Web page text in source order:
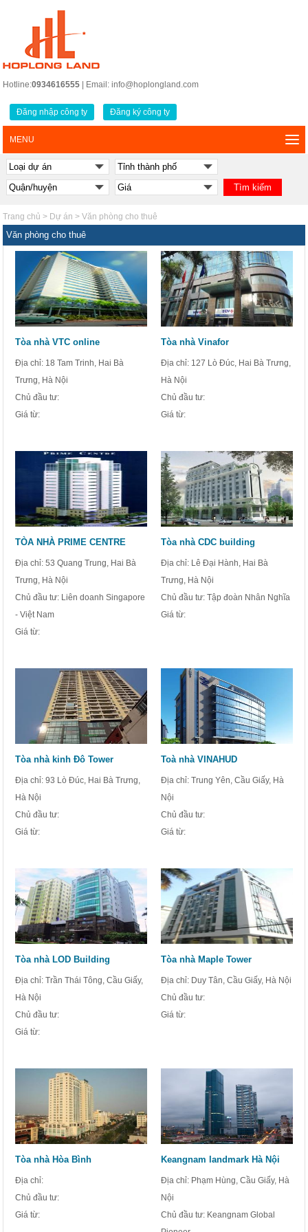
Hotline:0934616555 | Email: info@hoplongland.com
Đăng nhập công ty Đăng ký công ty
MENU
Trang chủ > Dự án >Văn phòng cho thuê
Văn phòng cho thuê
Tòa nhà VTC online
Địa chỉ: 18 Tam Trinh, Hai Bà
Trưng, Hà Nội
Chủ đầu tư:
Giá từ:
Tòa nhà Vinafor
Địa chỉ: 127 Lò Đúc, Hai Bà Trưng,
Hà Nội
Chủ đầu tư:
Giá từ:
TÒA NHÀ PRIME CENTRE
Địa chỉ: 53 Quang Trung, Hai Bà
Trưng, Hà Nội
Chủ đầu tư: Liên doanh Singapore
- Việt Nam
Giá từ:
Tòa nhà CDC building
Địa chỉ: Lê Đại Hành, Hai Bà
Trưng, Hà Nội
Chủ đầu tư: Tập đoàn Nhân Nghĩa
Giá từ:
Tòa nhà kinh Đô Tower
Địa chỉ: 93 Lò Đúc, Hai Bà Trưng,
Hà Nội
Chủ đầu tư:
Giá từ:
Toà nhà VINAHUD
Địa chỉ: Trung Yên, Cầu Giấy, Hà
Nội
Chủ đầu tư:
Giá từ:
Tòa nhà LOD Building
Địa chỉ: Trần Thái Tông, Cầu Giấy,
Hà Nội
Chủ đầu tư:
Giá từ:
Tòa nhà Maple Tower
Địa chỉ: Duy Tân, Cầu Giấy, Hà Nội
Chủ đầu tư:
Giá từ:
Tòa nhà Hòa Bình
Địa chỉ:
Chủ đầu tư:
Giá từ:
Keangnam landmark Hà Nội
Địa chỉ: Phạm Hùng, Cầu Giấy, Hà
Nội
Chủ đầu tư: Keangnam Global